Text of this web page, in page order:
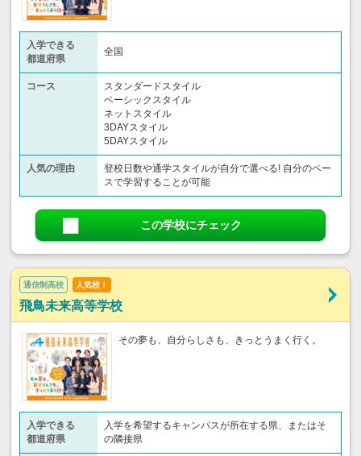
入学できる
都道府県
全国
コース
スタンダードスタイル
ベーシックスタイル
ネットスタイル
3DAYスタイル
5DAYスタイル
人気の理由
登校日数や通学スタイルが自分で選べる! 自分のペー
スで学習することが可能
この学校にチェック
通信制高校 人気校！
飛鳥未来高等学校
その夢も、自分らしさも、きっとうまく行く。
入学できる
都道府県
入学を希望するキャンパスが所在する県、またはそ
の隣接県